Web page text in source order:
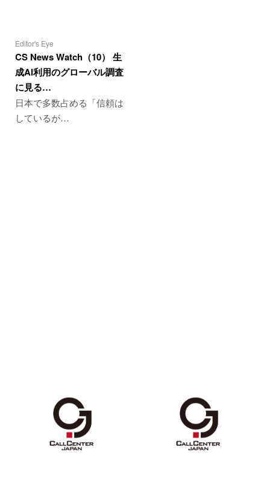
Editor's Eye
CS News Watch（10） 生
成AI利用のグローバル調査
に見る…
日本で多数占める「信頼は
しているが…